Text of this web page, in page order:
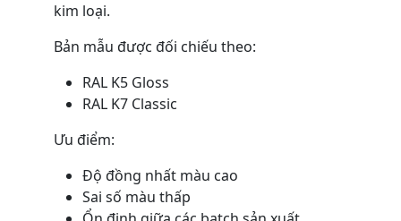
kim loại.
Bản mẫu được đối chiếu theo:
RAL K5 Gloss
RAL K7 Classic
Ưu điểm:
Độ đồng nhất màu cao
Sai số màu thấp